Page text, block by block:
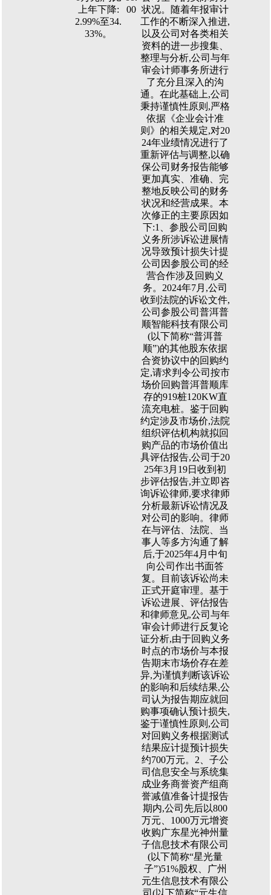
上年下降:
2.99%至34.
33%。
00 状况。随着年报审计
工作的不断深入推进,
以及公司对各类相关
资料的进一步搜集、
整理与分析,公司与年
审会计师事务所进行
了充分且深入的沟
通。在此基础上,公司
秉持谨慎性原则,严格
依据《企业会计准
则》的相关规定,对20
24年业绩情况进行了
重新评估与调整,以确
保公司财务报告能够
更加真实、准确、完
整地反映公司的财务
状况和经营成果。本
次修正的主要原因如
下:1、参股公司回购
义务所涉诉讼进展情
况导致预计损失计提
公司因参股公司的经
营合作涉及回购义
务。2024年7月,公司
收到法院的诉讼文件,
公司参股公司普洱普
顺智能科技有限公司
(以下简称“普洱普
顺”)的其他股东依据
合资协议中的回购约
定,请求判令公司按市
场价回购普洱普顺库
存的919桩120KW直
流充电桩。鉴于回购
约定涉及市场价,法院
组织评估机构就拟回
购产品的市场价值出
具评估报告,公司于20
25年3月19日收到初
步评估报告,并立即咨
询诉讼律师,要求律师
分析最新诉讼情况及
对公司的影响。律师
在与评估、法院、当
事人等多方沟通了解
后,于2025年4月中旬
向公司作出书面答
复。目前该诉讼尚未
正式开庭审理。基于
诉讼进展、评估报告
和律师意见,公司与年
审会计师进行反复论
证分析,由于回购义务
时点的市场价与本报
告期末市场价存在差
异,为谨慎判断该诉讼
的影响和后续结果,公
司认为报告期应就回
购事项确认预计损失,
鉴于谨慎性原则,公司
对回购义务根据测试
结果应计提预计损失
约700万元。2、子公
司信息安全与系统集
成业务商誉资产组商
誉减值准备计提报告
期内,公司先后以800
万元、1000万元增资
收购广东星光神州量
子信息技术有限公司
(以下简称“星光量
子”)51%股权、广州
元生信息技术有限公
司(以下简称“元生信